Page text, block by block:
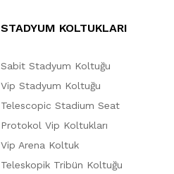
STADYUM KOLTUKLARI
Sabit Stadyum Koltuğu
Vip Stadyum Koltuğu
Telescopic Stadium Seat
Protokol Vip Koltukları
Vip Arena Koltuk
Teleskopik Tribün Koltuğu